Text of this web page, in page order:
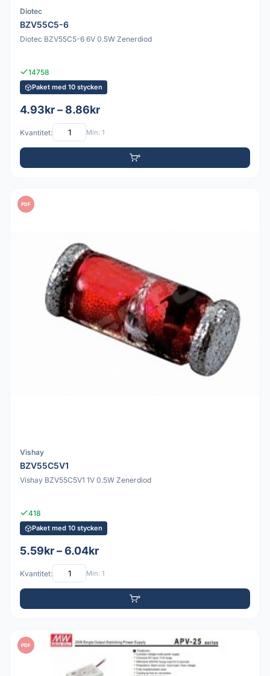
Diotec
BZV55C5-6
Diotec BZV55C5-6 6V 0.5W Zenerdiod
14758
Paket med 10 stycken
4.93kr – 8.86kr
Kvantitet: Min: 1
PDF
Vishay
BZV55C5V1
Vishay BZV55C5V1 1V 0.5W Zenerdiod
418
Paket med 10 stycken
5.59kr – 6.04kr
Kvantitet: Min: 1
PDF